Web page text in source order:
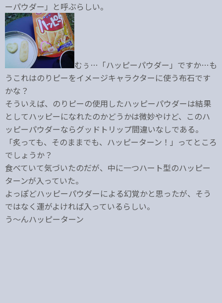
ーパウダー」と呼ぶらしい。
むぅ…「ハッピーパウダー」ですか…も
うこれはのりピーをイメージキャラクターに使う布石です
かな？
そういえば、のりピーの使用したハッピーパウダーは結果
としてハッピーになれたのかどうかは微妙やけど、このハ
ッピーパウダーならグッドトリップ間違いなしである。
「炙っても、そのままでも、ハッピーターン！」ってところ
でしょうか？
食べていて気づいたのだが、中に一つハート型のハッピー
ターンが入っていた。
よっぽどハッピーパウダーによる幻覚かと思ったが、そう
ではなく運がよければ入っているらしい。
う～んハッピーターン